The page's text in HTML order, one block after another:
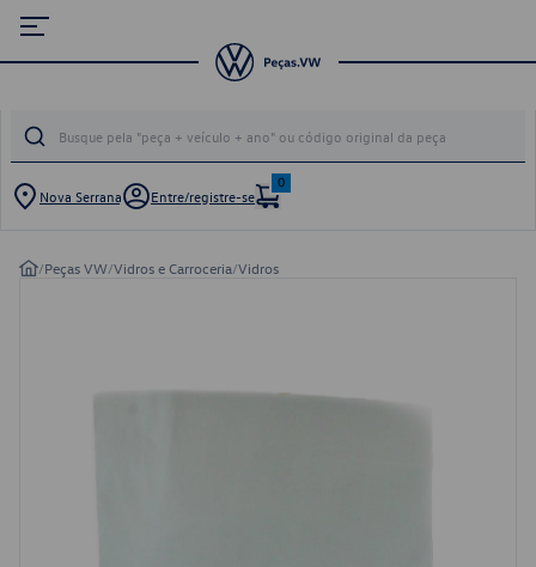
Nova Serrana Entre/registre-se
0
/Peças VW/Vidros e Carroceria/Vidros